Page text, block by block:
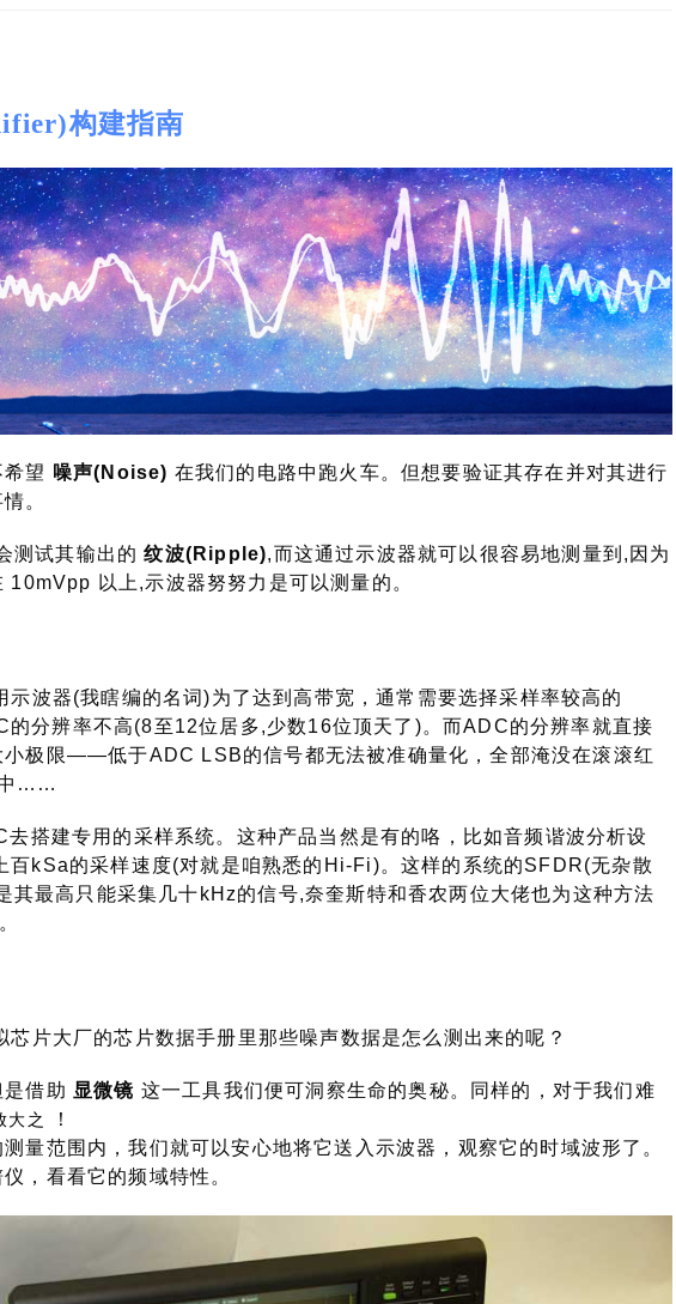
构建指南
望 噪声(Noise) 在我们的电路中跑火车。但想要验证其存在并对其进行
。
测试其输出的纹波(Ripple),而这通过示波器就可以很容易地测量到,因为
以上,示波器努努力是可以测量的。
波器(我瞎编的名词)为了达到高带宽，通常需要选择采样率较高的
分辨率不高(8至12位居多,少数16位顶天了)。而ADC的分辨率就直接
小极限——低于ADC LSB的信号都无法被准确量化，全部淹没在滚滚红
中……
搭建专用的采样系统。这种产品当然是有的咯，比如音频谐波分析设
kSa的采样速度(对就是咱熟悉的Hi-Fi)。这样的系统的SFDR(无杂散
其最高只能采集几十kHz的信号,奈奎斯特和香农两位大佬也为这种方法
片大厂的芯片数据手册里那些噪声数据是怎么测出来的呢？
借助 显微镜 这一工具我们便可洞察生命的奥秘。同样的，对于我们难
大之
！
量范围内，我们就可以安心地将它送入示波器，观察它的时域波形了。
，看看它的频域特性。